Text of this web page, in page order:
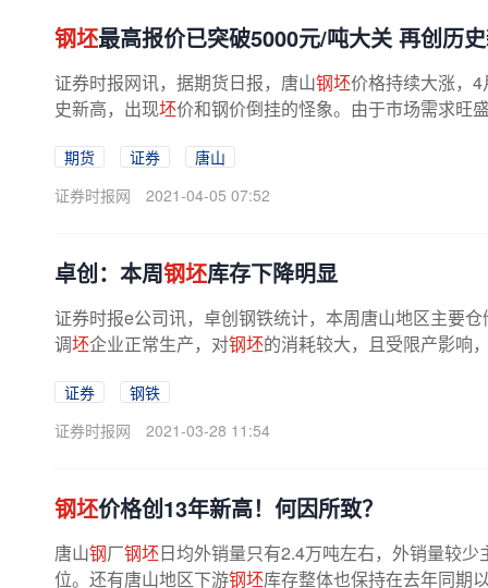
钢坯最高报价已突破5000元/吨大关 再创历
证券时报网讯，据期货日报，唐山钢坯价格持续大涨，
史新高，出现坯价和钢价倒挂的怪象。由于市场需求旺
期货 证券
唐山
证券时报网
2021-04-05 07:52
卓创：本周钢坯库存下降明显
证券时报e公司讯，卓创钢铁统计，本周唐山地区主要
调坯企业正常生产，对钢坯的消耗较大，且受限产影响
证券
钢铁
证券时报网
2021-03-28 11:54
钢坯价格创13年新高！何因所致？
唐山钢厂钢坯日均外销量只有2.4万吨左右，外销量较少
位。还有唐山地区下游钢坯库存整体也保持在去年同期